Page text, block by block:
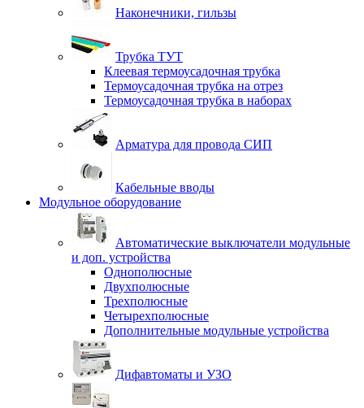
Наконечники, гильзы
Трубка ТУТ
Клеевая термоусадочная трубка
Термоусадочная трубка на отрез
Термоусадочная трубка в наборах
Арматура для провода СИП
Кабельные вводы
Модульное оборудование
Автоматические выключатели модульные
и доп. устройства
Однополюсные
Двухполюсные
Трехполюсные
Четырехполюсные
Дополнительные модульные устройства
Дифавтоматы и УЗО